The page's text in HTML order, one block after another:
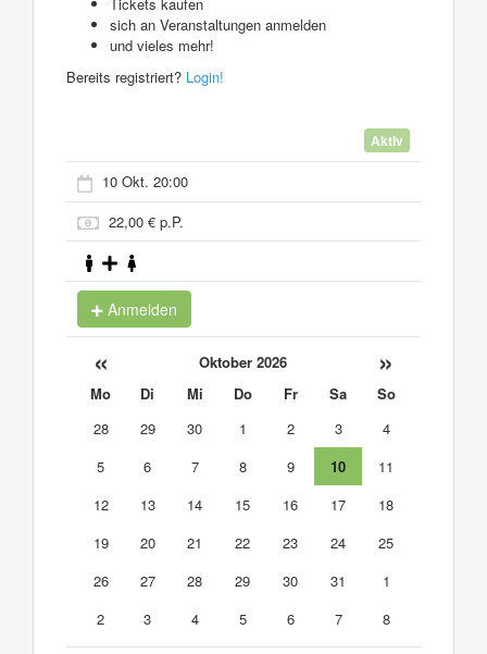
sich an Veranstaltungen anmelden
und vieles mehr!
Bereits registriert? Login!
Aktiv
10 Okt. 20:00
22,00 € p.P.
Anmelden
« Oktober 2026 »
Mo Di Mi Do Fr Sa
So
28
29 30 1 2 3
4
5
6 7 8 9 10
11
12
13 14 15 16 17
18
19
20 21 22 23 24
25
26
27 28 29 30 31
1
2
3 4 5 6 7 8